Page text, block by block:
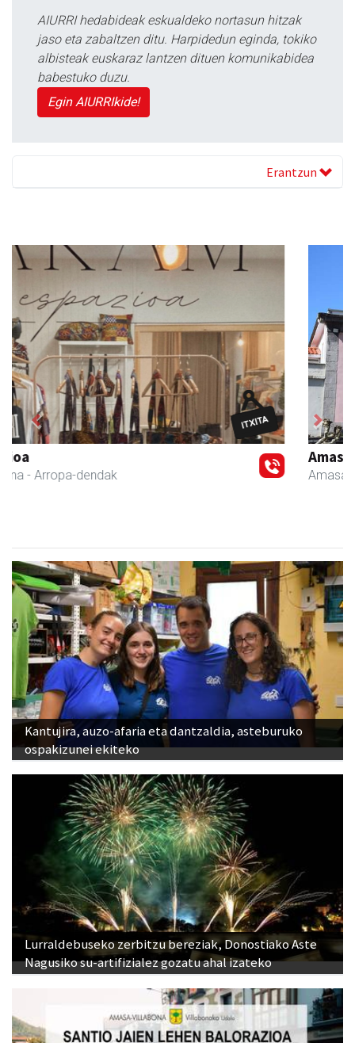
AIURRI hedabideak eskualdeko nortasun hitzak
jaso eta zabaltzen ditu. Harpidedun eginda, tokiko
albisteak euskaraz lantzen dituen komunikabidea
babestuko duzu.
Egin AIURRIkide!
Erantzun
Amasa-Villabonako Udala
Amasa-Villabona - Udaletxeak
Previous Next
Kantujira, auzo-afaria eta dantzaldia, asteburuko
ospakizunei ekiteko
Lurraldebuseko zerbitzu bereziak, Donostiako Aste
Nagusiko su-artifizialez gozatu ahal izateko